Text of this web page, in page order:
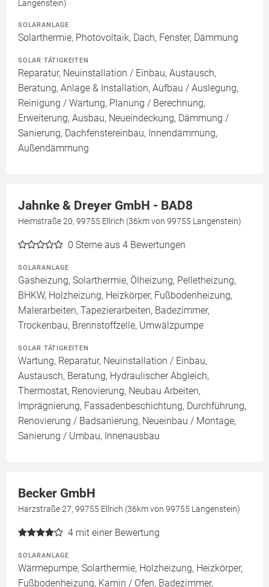
Langenstein)
SOLARANLAGE
Solarthermie, Photovoltaik, Dach, Fenster, Dämmung
SOLAR TÄTIGKEITEN
Reparatur, Neuinstallation / Einbau, Austausch,
Beratung, Anlage & Installation, Aufbau / Auslegung,
Reinigung / Wartung, Planung / Berechnung,
Erweiterung, Ausbau, Neueindeckung, Dämmung /
Sanierung, Dachfenstereinbau, Innendämmung,
Außendämmung
Jahnke & Dreyer GmbH - BAD8
Heimstraße 20, 99755 Ellrich (36km von 99755 Langenstein)
0 Sterne aus 4 Bewertungen
SOLARANLAGE
Gasheizung, Solarthermie, Ölheizung, Pelletheizung,
BHKW, Holzheizung, Heizkörper, Fußbodenheizung,
Malerarbeiten, Tapezierarbeiten, Badezimmer,
Trockenbau, Brennstoffzelle, Umwälzpumpe
SOLAR TÄTIGKEITEN
Wartung, Reparatur, Neuinstallation / Einbau,
Austausch, Beratung, Hydraulischer Abgleich,
Thermostat, Renovierung, Neubau Arbeiten,
Imprägnierung, Fassadenbeschichtung, Durchführung,
Renovierung / Badsanierung, Neueinbau / Montage,
Sanierung / Umbau, Innenausbau
Becker GmbH
Harzstraße 27, 99755 Ellrich (36km von 99755 Langenstein)
4 mit einer Bewertung
SOLARANLAGE
Wärmepumpe, Solarthermie, Holzheizung, Heizkörper,
Fußbodenheizung, Kamin / Ofen, Badezimmer,